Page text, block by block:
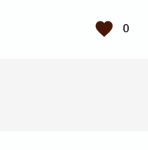
favorite 0